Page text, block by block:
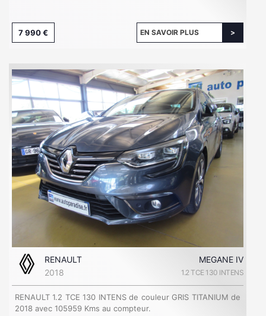
7 990 € EN SAVOIR PLUS
RENAULT
MEGANE IV
2018
1.2 TCE 130 INTENS
RENAULT 1.2 TCE 130 INTENS de couleur GRIS TITANIUM de
2018 avec 105959 Kms au compteur.